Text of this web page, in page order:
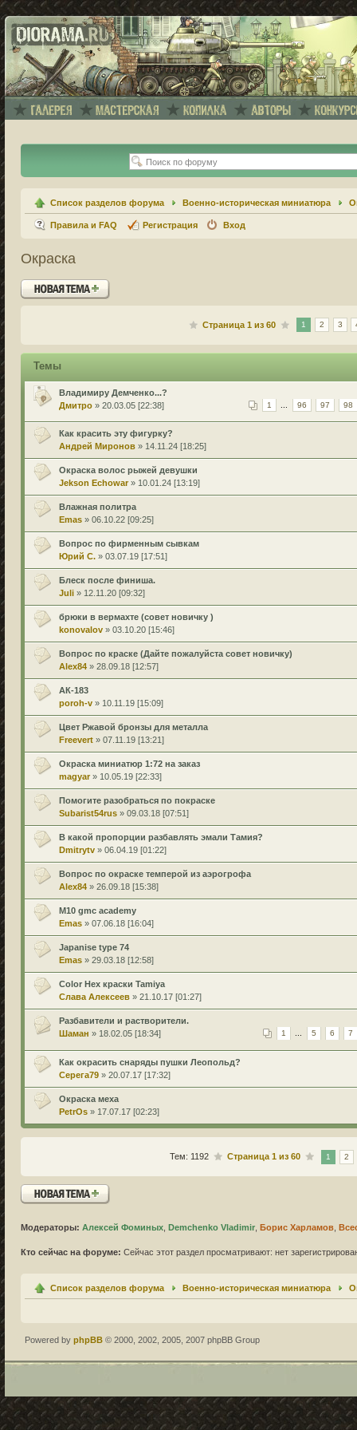
Список разделов форума Военно-историческая миниатюра
Правила и FAQ Регистрация Вход
Окраска
Новая тема
Страница1 из60 1 2 3
Темы
Владимиру Демченко...?
1 96 97 98
Дмитро » 20.03.05 [22:38]
Как красить эту фигурку?
Андрей Миронов » 14.11.24 [18:25]
Окраска волос рыжей девушки
Jekson Echowar» 10.01.24 [13:19]
Влажная политра
Emas » 06.10.22 [09:25]
Вопрос по фирменным сывкам
Юрий С. » 03.07.19 [17:51]
Блеск после финиша.
Juli » 12.11.20 [09:32]
брюки в вермахте (совет новичку )
konovalov » 03.10.20 [15:46]
Вопрос по краске (Дайте пожалуйста совет новичку)
Alex84 » 28.09.18 [12:57]
АК-183
poroh-v » 10.11.19 [15:09]
Цвет Ржавой бронзы для металла
Freevert » 07.11.19 [13:21]
Окраска миниатюр 1:72 на заказ
magyar» 10.05.19 [22:33]
Помогите разобраться по покраске
Subarist54rus » 09.03.18 [07:51]
В какой пропорции разбавлять эмали Тамия?
Dmitrytv » 06.04.19 [01:22]
Вопрос по окраске темперой из аэрогрофа
Alex84 » 26.09.18 [15:38]
M10 gmc academy
Emas » 07.06.18 [16:04]
Japanise type 74
Emas » 29.03.18 [12:58]
Color Hex краски Tamiya
Слава Алексеев » 21.10.17 [01:27]
Разбавители и растворители.
1 ... 5 6 7
Шаман » 18.02.05 [18:34]
Как окрасить снаряды пушки Леопольд?
Серега79 » 20.07.17 [17:32]
Окраска меха
PetrOs » 17.07.17 [02:23]
Тем: 1192 Страница1 из60 1 2
Новая тема
Модераторы: Алексей Фоминых Demchenko Vladimir Борис Харламов
Кто сейчас на форуме: Сейчас этот раздел просматривают: нет
Список разделов форума Военно-историческая миниатюра
Powered by phpBB © 2000, 2002, 2005, 2007 phpBB Group